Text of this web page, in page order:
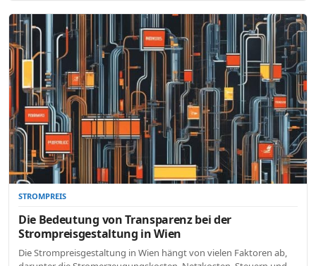
STROMPREIS
Die Bedeutung von Transparenz bei der
Strompreisgestaltung in Wien
Die Strompreisgestaltung in Wien hängt von vielen Faktoren ab,